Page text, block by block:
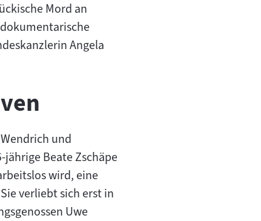
Mord an
Angela
und
jährige Beate Zschäpe
wird, eine
verliebt sich erst in
Uwe